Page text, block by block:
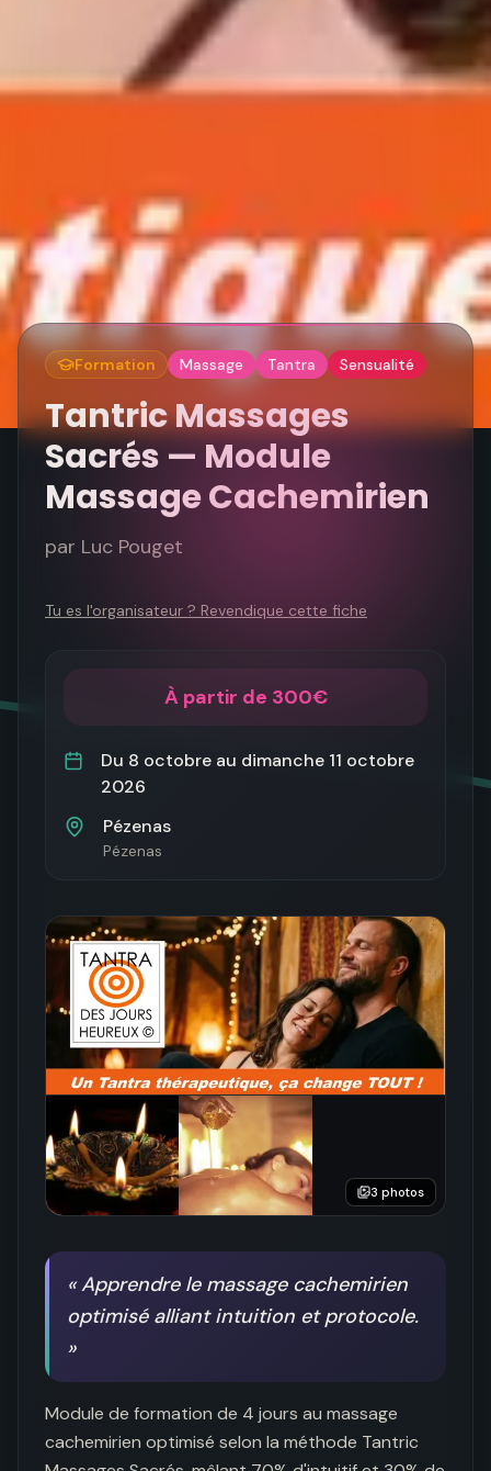
Formation Massage Tantra Sensualité
Tantric Massages
Sacrés — Module
Massage Cachemirien
par Luc Pouget
Tu es l'organisateur ? Revendique cette fiche
À partir de 300€
Du 8 octobre au dimanche 11 octobre
2026
Pézenas
Pézenas
3 photos
«Apprendre le massage cachemirien
optimisé alliant intuition et protocole.
»
Module de formation de 4 jours au massage
cachemirien optimisé selon la méthode Tantric